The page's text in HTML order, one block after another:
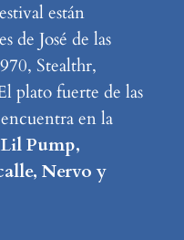
están
de José de las
Stealthr,
plato fuerte de las
en la
Pump,
Nervo y